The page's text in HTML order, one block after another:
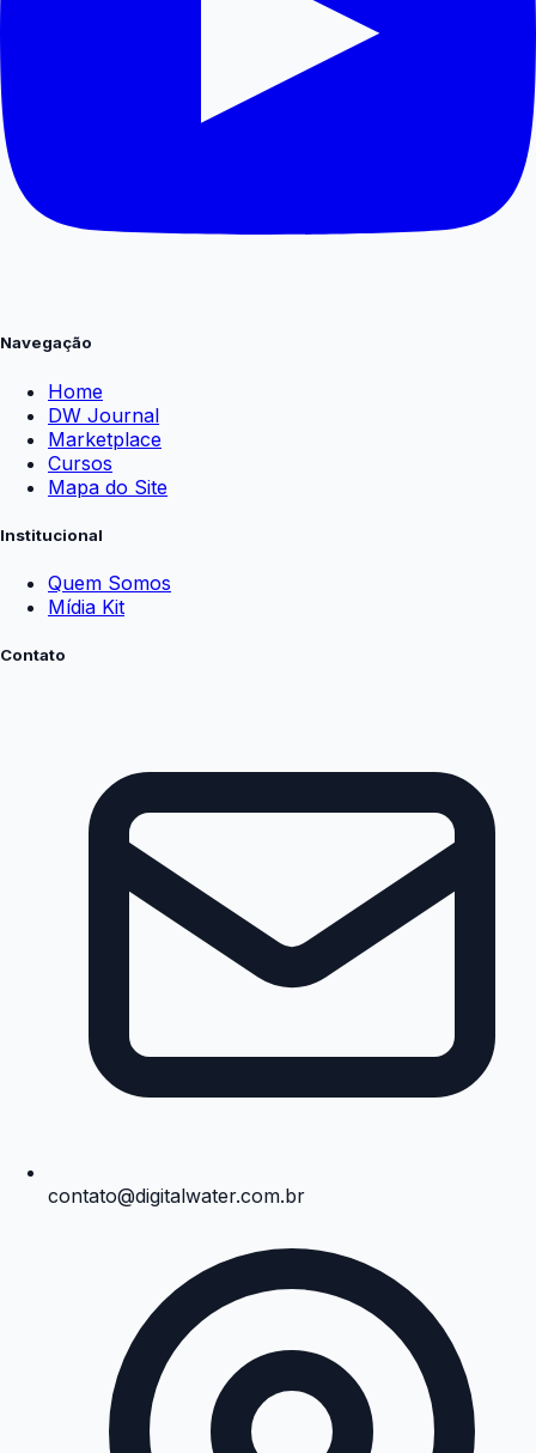
Navegação
Home
DW Journal
Marketplace
Cursos
Mapa do Site
Institucional
Quem Somos
Mídia Kit
Contato
contato@digitalwater.com.br